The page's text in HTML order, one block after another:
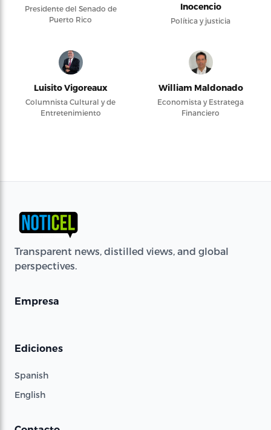
Presidente del Senado de
Puerto Rico
Inocencio
Política y justicia
Luisito Vigoreaux
Columnista Cultural y de
Entretenimiento
William Maldonado
Economista y Estratega
Financiero
Transparent news, distilled views, and global
perspectives.
Empresa
Ediciones
Spanish
English